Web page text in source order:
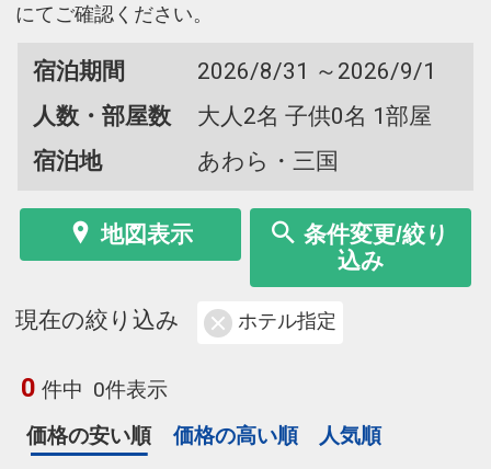
にてご確認ください。
宿泊期間
2026/8/31 ～2026/9/1
人数・部屋数
大人2名 子供0名 1部屋
宿泊地
あわら・三国
地図表示
条件変更/絞り
込み
現在の絞り込み ホテル指定
0 件中 0件表示
価格の安い順
価格の高い順 人気順